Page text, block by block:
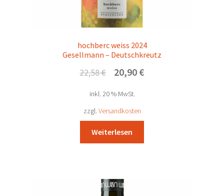
hochberc weiss 2024
Gesellmann – Deutschkreutz
22,58€
Ursprünglicher
war:
22,58 €
20,90 €Aktueller
inkl. 20 % MwSt.
zzgl. Versandkosten
Weiterlesen